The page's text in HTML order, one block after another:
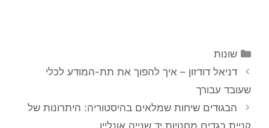
קטגוריות
שונות
ניווט
פוסטים
דניאל דודזון – איך להפוך את תת-המודע לכלי
שעובד עבורך
הבגוּדים שיחות שמלאים בהיסטוריה: היתרונות של
קניית בגדים מחנויות יד שנייה אונליין